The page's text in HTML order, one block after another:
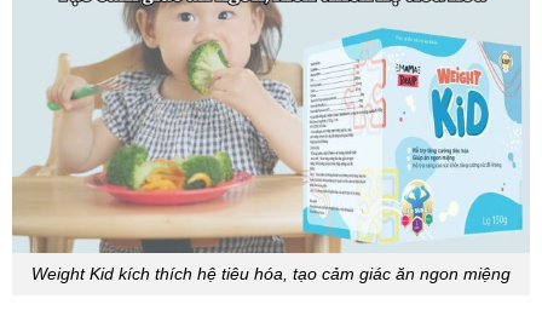
Weight Kid kích thích hệ tiêu hóa, tạo cảm giác ăn ngon miệng